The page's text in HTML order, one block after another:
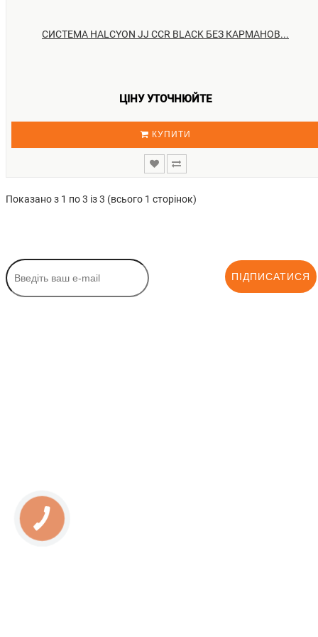
СИСТЕМА HALCYON JJ CCR BLACK БЕЗ КАРМАНОВ...
ЦІНУ УТОЧНЮЙТЕ
КУПИТИ
Показано з 1 по 3 із 3 (всього 1 сторінок)
ПІДПИСАТИСЯ